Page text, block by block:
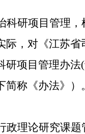
科研项目管理
际，对《江苏
研项目管理办
简称《办法》
政理论研究课